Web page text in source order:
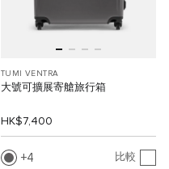
TUMI VENTRA
大號可擴展寄艙旅行箱
HK$7,400
4 比較